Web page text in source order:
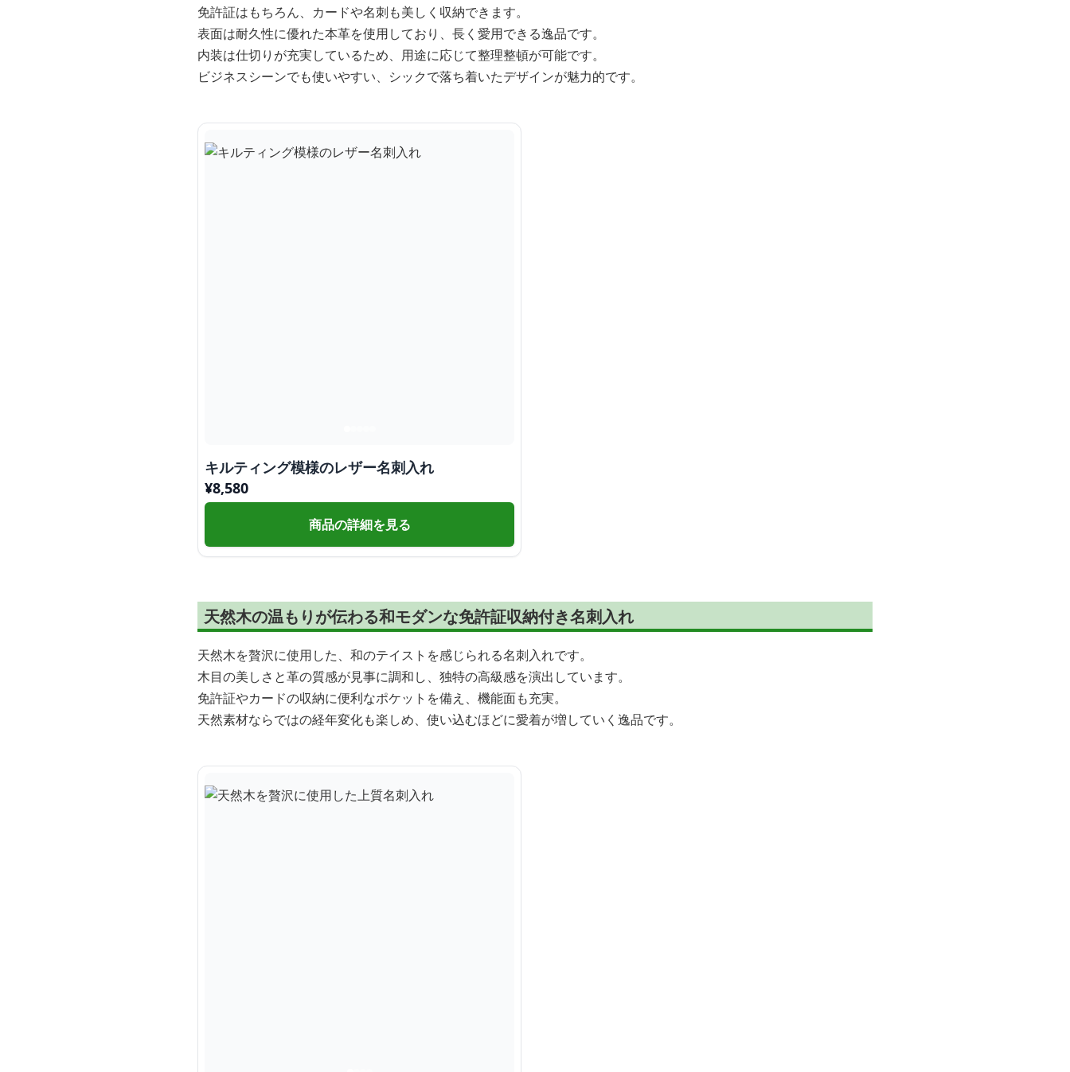
免許証はもちろん、カードや名刺も美しく収納できます。
表面は耐久性に優れた本革を使用しており、長く愛用できる逸品です。
内装は仕切りが充実しているため、用途に応じて整理整頓が可能です。
ビジネスシーンでも使いやすい、シックで落ち着いたデザインが魅力的です。
キルティング模様のレザー名刺入れ
¥8,580
商品の詳細を見る
天然木の温もりが伝わる和モダンな免許証収納付き名刺入れ
天然木を贅沢に使用した、和のテイストを感じられる名刺入れです。
木目の美しさと革の質感が見事に調和し、独特の高級感を演出しています。
免許証やカードの収納に便利なポケットを備え、機能面も充実。
天然素材ならではの経年変化も楽しめ、使い込むほどに愛着が増していく逸品です。